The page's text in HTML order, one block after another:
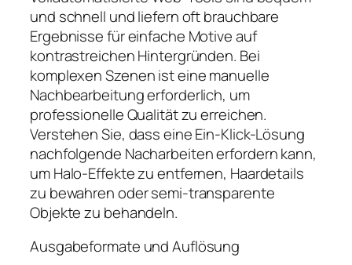
und schnell und liefern oft brauchbare
Ergebnisse für einfache Motive auf
kontrastreichen Hintergründen. Bei
komplexen Szenen ist eine manuelle
Nachbearbeitung erforderlich, um
professionelle Qualität zu erreichen.
Verstehen Sie, dass eine Ein-Klick-Lösung
nachfolgende Nacharbeiten erfordern kann,
um Halo-Effekte zu entfernen, Haardetails
zu bewahren oder semi-transparente
Objekte zu behandeln.
Ausgabeformate und Auflösung